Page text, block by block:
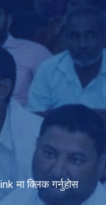
मा क्लिक गर्नुहोस